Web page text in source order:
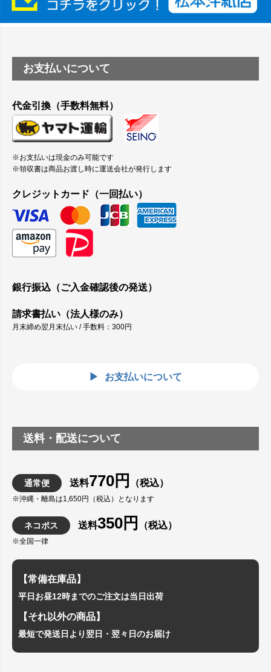
縦420mm×横650mmの包装紙に適した紙はありますか？
お支払いについて
代金引換（手数料無料）
※お支払いは現金のみ可能です
※領収書は商品お渡し時に運送会社が発行します
クレジットカード（一回払い）
銀行振込（ご入金確認後の発送）
請求書払い（法人様のみ）
月末締め翌月末払い / 手数料：300円
お支払いについて
送料・配送について
通常便 送料770円 （税込）
※沖縄・離島は1,650円（税込）となります
ネコポス 送料350円 （税込）
※全国一律
【常備在庫品】
平日お昼12時までのご注文は当日出荷
【それ以外の商品】
最短で発送日より翌日・翌々日のお届け